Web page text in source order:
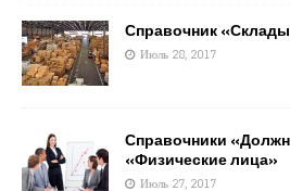
Справочник
Июль 28, 2017
Справочники
«Физические лица»
Июль 27, 2017